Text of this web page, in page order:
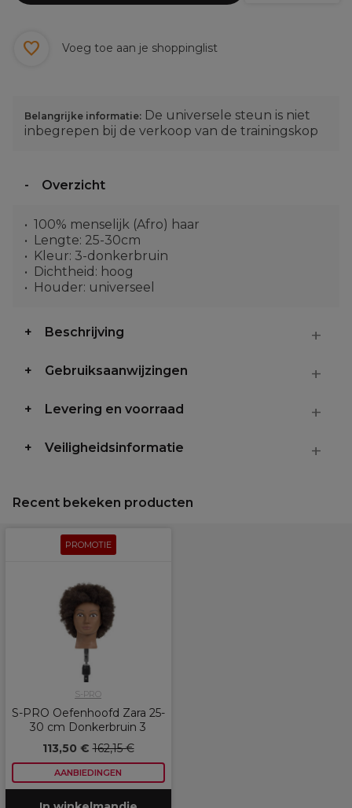
Voeg toe aan je shoppinglist
Belangrijke informatie: De universele steun is niet
inbegrepen bij de verkoop van de trainingskop
Overzicht
100% menselijk (Afro) haar
Lengte: 25-30cm
Kleur: 3-donkerbruin
Dichtheid: hoog
Houder: universeel
Beschrijving
Gebruiksaanwijzingen
Levering en voorraad
Veiligheidsinformatie
Recent bekeken producten
PROMOTIE
S-PRO
S-PRO Oefenhoofd Zara 25-
30 cm Donkerbruin 3
113,50 €162,15 €
AANBIEDINGEN